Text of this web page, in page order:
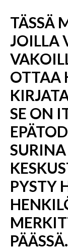
TÄSSÄ
JOILLA
OTTAA
SE ON
PYSTY
PÄÄSSÄ.